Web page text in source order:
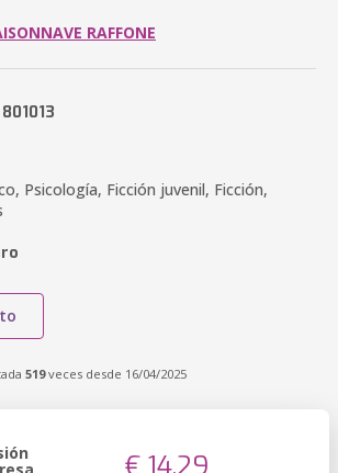
RAFFONE
Psicología, Ficción juvenil, Ficción,
519veces desde 16/04/2025